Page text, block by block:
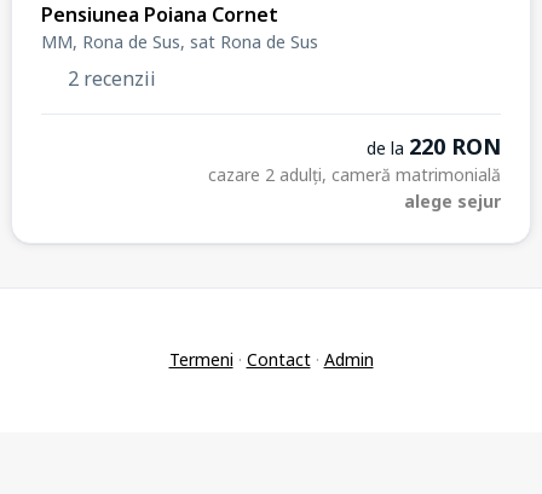
Pensiunea Poiana Cornet
MM, Rona de Sus, sat Rona de Sus
2 recenzii
de la 220 RON
cazare 2 adulți, cameră matrimonială
alege sejur
Termeni · Contact· Admin